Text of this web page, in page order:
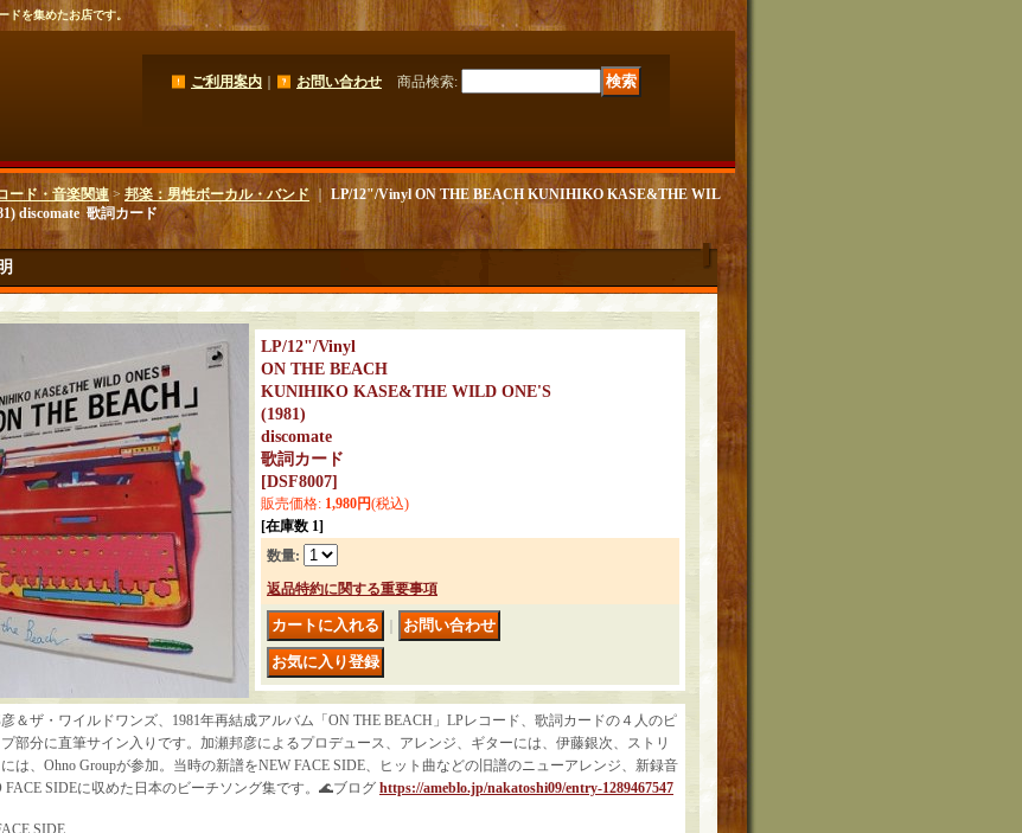
ドを集めたお店です。
ご利用案内 お問い合わせ 商品検索:
ード・音楽関連 > 邦楽：男性ボーカル・バンド｜LP/12"/Vinyl ON THE BEACH KUNIHIKO KASE&THE WIL
discomate ‎ 歌詞カード
LP/12"/Vinyl
ON THE BEACH
KUNIHIKO KASE&THE WILD ONE'S
(1981)
discomate ‎
歌詞カード
[DSF8007]
販売価格: 1,980円(税込)
[在庫数 1]
数量:
返品特約に関する重要事項
＆ザ・ワイルドワンズ、1981年再結成アルバム「ON THE BEACH」LPレコード、歌詞カードの４人のピ
部分に直筆サイン入りです。加瀬邦彦によるプロデュース、アレンジ、ギターには、伊藤銀次、ストリ
は、Ohno Groupが参加。当時の新譜をNEW FACE SIDE、ヒット曲などの旧譜のニューアレンジ、新録音
FACE SIDEに収めた日本のビーチソング集です。🌊ブログ https://ameblo.jp/nakatoshi09/entry-1289467547
SIDE